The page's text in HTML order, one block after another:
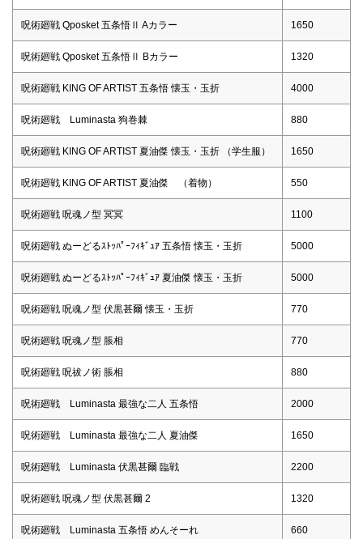
呪術廻戦 Qposket 五条悟Ⅱ Aカラー 1650
呪術廻戦 Qposket 五条悟Ⅱ Bカラー 1320
呪術廻戦 KING OF ARTIST 五条悟 懐玉・玉折 4000
呪術廻戦 Luminasta 狗巻棘 880
呪術廻戦 KING OF ARTIST 夏油傑 懐玉・玉折 （学生服） 1650
呪術廻戦 KING OF ARTIST 夏油傑 （着物） 550
呪術廻戦 呪魂ノ型 冥冥 1100
呪術廻戦 ぬーどるｽﾄｯﾊﾟｰﾌｨｷﾞｭｱ 五条悟 懐玉・玉折 5000
呪術廻戦 ぬーどるｽﾄｯﾊﾟｰﾌｨｷﾞｭｱ 夏油傑 懐玉・玉折 5000
呪術廻戦 呪魂ノ型 伏黒甚爾 懐玉・玉折 770
呪術廻戦 呪魂ノ型 脹相 770
呪術廻戦 呪祓ノ術 脹相 880
呪術廻戦 Luminasta 最強な二人 五条悟 2000
呪術廻戦 Luminasta 最強な二人 夏油傑 1650
呪術廻戦 Luminasta 伏黒甚爾 臨戦 2200
呪術廻戦 呪魂ノ型 伏黒甚爾 2 1320
呪術廻戦 Luminasta 五条悟 めんそーれ 660